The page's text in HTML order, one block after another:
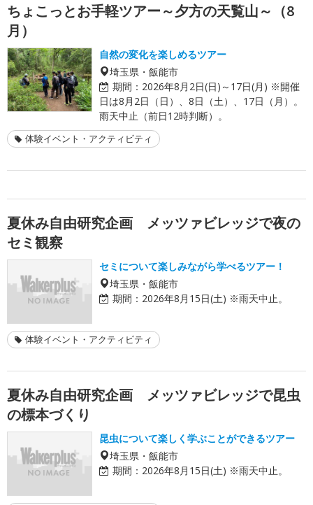
ちょこっとお手軽ツアー～夕方の天覧山～（8
月）
自然の変化を楽しめるツアー
埼玉県・飯能市
期間： 2026年8月2日(日)～17日(月) ※開催
日は8月2日（日）、8日（土）、17日（月）。
雨天中止（前日12時判断）。
体験イベント・アクティビティ
夏休み自由研究企画 メッツァビレッジで夜の
セミ観察
セミについて楽しみながら学べるツアー！
埼玉県・飯能市
期間： 2026年8月15日(土) ※雨天中止。
体験イベント・アクティビティ
夏休み自由研究企画 メッツァビレッジで昆虫
の標本づくり
昆虫について楽しく学ぶことができるツアー
埼玉県・飯能市
期間： 2026年8月15日(土) ※雨天中止。